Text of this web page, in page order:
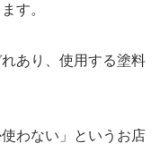
す。
あり、使用する塗料
わない」というお店